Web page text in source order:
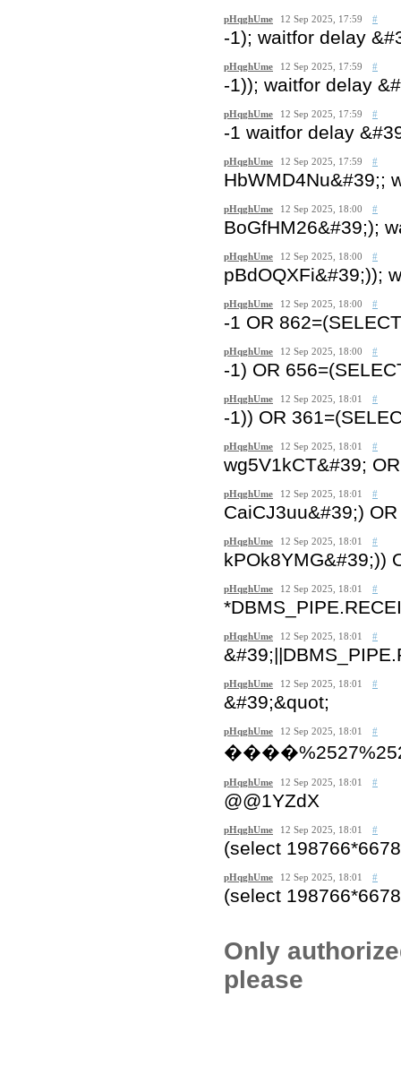
pHqghUme 12 Sep 2025, 17:59 #
-1); waitfor delay
pHqghUme 12 Sep 2025, 17:59 #
-1)); waitfor delay
pHqghUme 12 Sep 2025, 17:59 #
-1 waitfor delay
pHqghUme 12 Sep 2025, 17:59 #
HbWMD4Nu&#39;;
pHqghUme 12 Sep 2025, 18:00 #
BoGfHM26&#39;);
pHqghUme 12 Sep 2025, 18:00 #
pBdOQXFi&#39;));
pHqghUme 12 Sep 2025, 18:00 #
-1 OR
pHqghUme 12 Sep 2025, 18:00 #
-1) OR
pHqghUme 12 Sep 2025, 18:01 #
-1)) OR
pHqghUme 12 Sep 2025, 18:01 #
wg5V1kCT&#39;
pHqghUme 12 Sep 2025, 18:01 #
CaiCJ3uu&#39;)
pHqghUme 12 Sep 2025, 18:01 #
kPOk8YMG&#39;))
pHqghUme 12 Sep 2025, 18:01 #
pHqghUme 12 Sep 2025, 18:01 #
pHqghUme 12 Sep 2025, 18:01 #
&#39;&quot;
pHqghUme 12 Sep 2025, 18:01 #
pHqghUme 12 Sep 2025, 18:01 #
@@1YZdX
pHqghUme 12 Sep 2025, 18:01 #
(select
pHqghUme 12 Sep 2025, 18:01 #
(select
Only
please